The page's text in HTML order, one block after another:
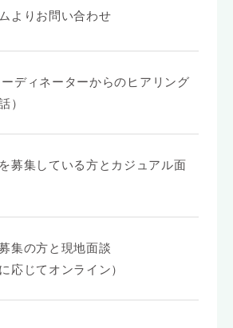
よりお問い合わせ
ディネーターからのヒアリング
）
募集している方とカジュアル面
集の方と現地面談
応じてオンライン）